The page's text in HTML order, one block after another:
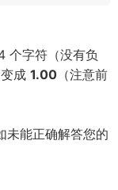
个字符（没有负
成 1.00 （注意前
未能正确解答您的